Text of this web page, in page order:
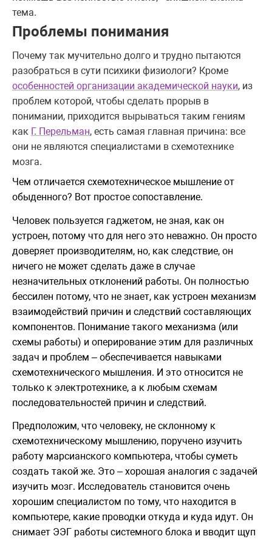
тема.
Проблемы понимания
Почему так мучительно долго и трудно пытаются
разобраться в сути психики физиологи? Кроме
особенностей организации академической науки, из
проблем которой, чтобы сделать прорыв в
понимании, приходится вырываться таким гениям
как Г. Перельман, есть самая главная причина: все
они не являются специалистами в схемотехнике
мозга.
Чем отличается схемотехническое мышление от
обыденного? Вот простое сопоставление.
Человек пользуется гаджетом, не зная, как он
устроен, потому что для него это неважно. Он просто
доверяет производителям, но, как следствие, он
ничего не может сделать даже в случае
незначительных отклонений работы. Он полностью
бессилен потому, что не знает, как устроен механизм
взаимодействий причин и следствий составляющих
компонентов. Понимание такого механизма (или
схемы работы) и оперирование этим для различных
задач и проблем – обеспечивается навыками
схемотехнического мышления. И это относится не
только к электротехнике, а к любым схемам
последовательностей причин и следствий.
Предположим, что человеку, не склонному к
схемотехническому мышлению, поручено изучить
работу марсианского компьютера, чтобы суметь
создать такой же. Это – хорошая аналогия с задачей
изучить мозг. Исследователь становится очень
хорошим специалистом по тому, что находится в
компьютере, какие проводки откуда и куда идут. Он
снимает ЭЭГ работы системного блока и вводит щуп